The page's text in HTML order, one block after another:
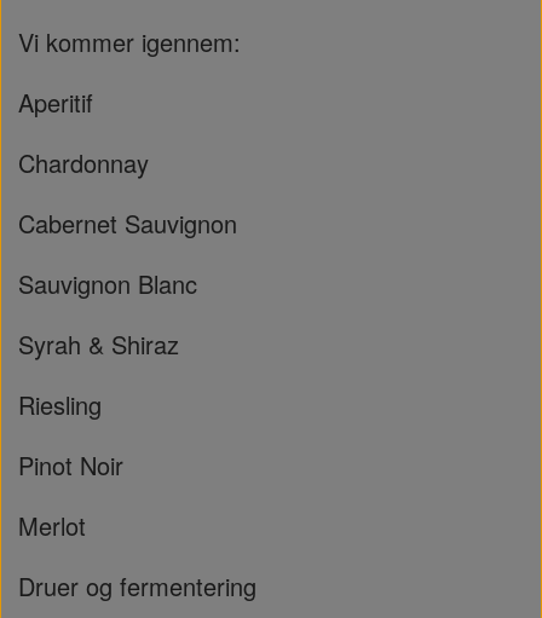
Vi kommer igennem:
Aperitif
Chardonnay
Cabernet Sauvignon
Sauvignon Blanc
Syrah & Shiraz
Riesling
Pinot Noir
Merlot
Druer og fermentering